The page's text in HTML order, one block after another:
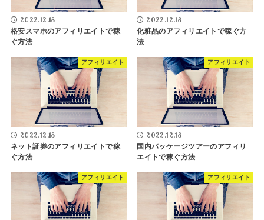
2022.12.18
格安スマホのアフィリエイトで稼
ぐ方法
2022.12.18
化粧品のアフィリエイトで稼ぐ方
法
アフィリエイト
2022.12.18
ネット証券のアフィリエイトで稼
ぐ方法
アフィリエイト
2022.12.18
国内パッケージツアーのアフィリ
エイトで稼ぐ方法
アフィリエイト アフィリエイト